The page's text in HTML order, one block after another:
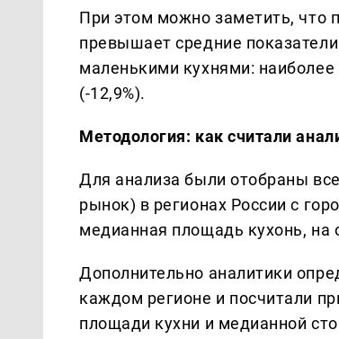
При этом можно заметить, что
превышает средние
маленькими кухнями:
(-12,9%).
Методология: как считали
Для анализа были отобраны
рынок) в регионах России с
медианная площадь кухонь, на
Дополнительно аналитики
каждом регионе и посчитали
площади кухни и медианной